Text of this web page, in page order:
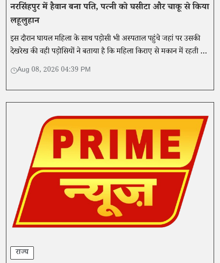
नरसिंहपुर में हैवान बना पति, पत्नी को घसीटा और चाकू से किया
लहूलुहान
इस दौरान घायल महिला के साथ पड़ोसी भी अस्पताल पहुंचे जहां पर उसकी
देखरेख की वही पड़ोसियों ने बताया है कि महिला किराए से मकान में रहती है
और उसका पति आवारा घूमता रहता है।
Aug 08, 2026 04:39 PM
राज्य